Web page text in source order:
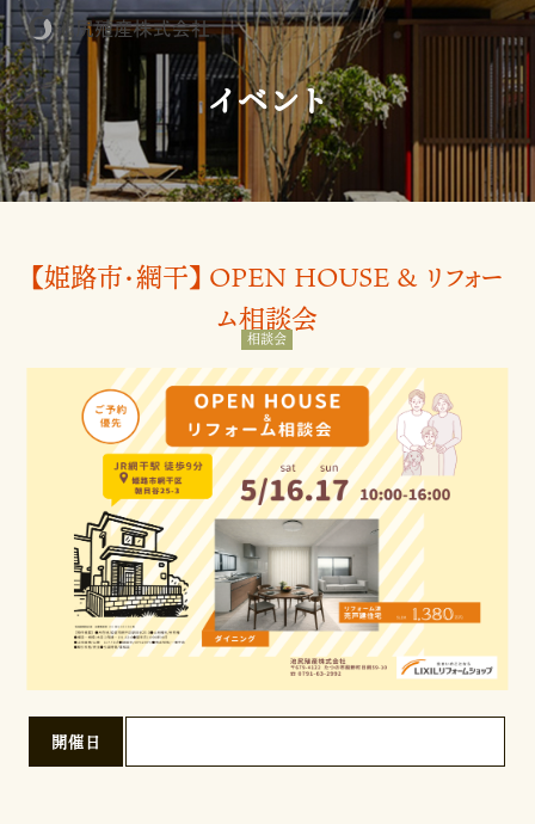
イベント
【姫路市・網干】 OPEN HOUSE & リフォー
ム相談会
相談会
開催日